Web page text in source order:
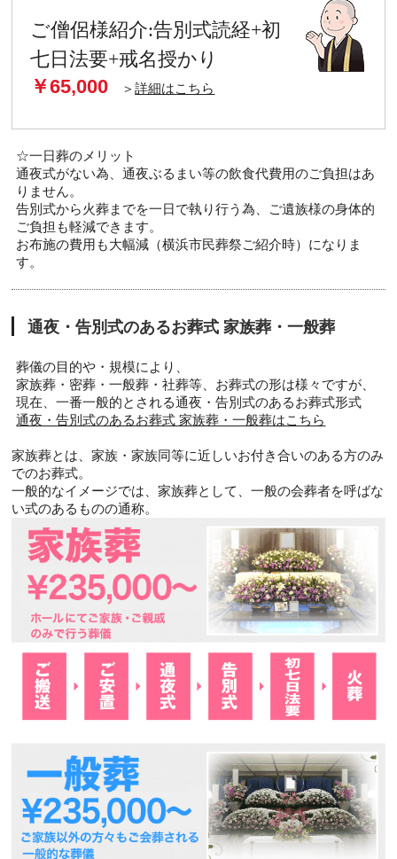
ご僧侶様紹介:告別式読経+初
七日法要+戒名授かり
￥65,000 ＞詳細はこちら
☆一日葬のメリット
通夜式がない為、通夜ぶるまい等の飲食代費用のご負担はあ
りません。
告別式から火葬までを一日で執り行う為、ご遺族様の身体的
ご負担も軽減できます。
お布施の費用も大幅減（横浜市民葬祭ご紹介時）になりま
す。
通夜・告別式のあるお葬式 家族葬・一般葬
葬儀の目的や・規模により、
家族葬・密葬・一般葬・社葬等、お葬式の形は様々ですが、
現在、一番一般的とされる通夜・告別式のあるお葬式形式
通夜・告別式のあるお葬式 家族葬・一般葬はこちら
家族葬とは、家族・家族同等に近しいお付き合いのある方のみ
でのお葬式。
一般的なイメージでは、家族葬として、一般の会葬者を呼ばな
い式のあるものの通称。